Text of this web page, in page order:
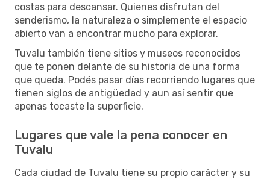
costas para descansar. Quienes disfrutan del
senderismo, la naturaleza o simplemente el espacio
abierto van a encontrar mucho para explorar.
Tuvalu también tiene sitios y museos reconocidos
que te ponen delante de su historia de una forma
que queda. Podés pasar días recorriendo lugares que
tienen siglos de antigüedad y aun así sentir que
apenas tocaste la superficie.
Lugares que vale la pena conocer en
Tuvalu
Cada ciudad de Tuvalu tiene su propio carácter y su